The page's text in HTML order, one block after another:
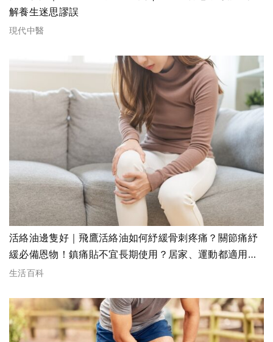
解養生迷思謬誤
現代中醫
活絡油邊隻好｜飛鷹活絡油如何紓緩骨刺疼痛？關節痛紓
緩必備恩物！鎮痛貼不宜長期使用？居家、運動都適用的
紓緩方案！
生活百科